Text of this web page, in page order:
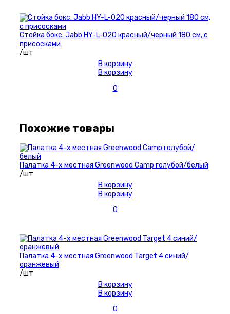
Стойка бокс. Jabb HY-L-020 красный/черный 180 см, с
присосками
/шт
В корзину
В корзину
0
Похожие товары
Палатка 4-х местная Greenwood Camp голубой/белый
/шт
В корзину
В корзину
0
Палатка 4-х местная Greenwood Target 4 синий/
оранжевый
/шт
В корзину
В корзину
0